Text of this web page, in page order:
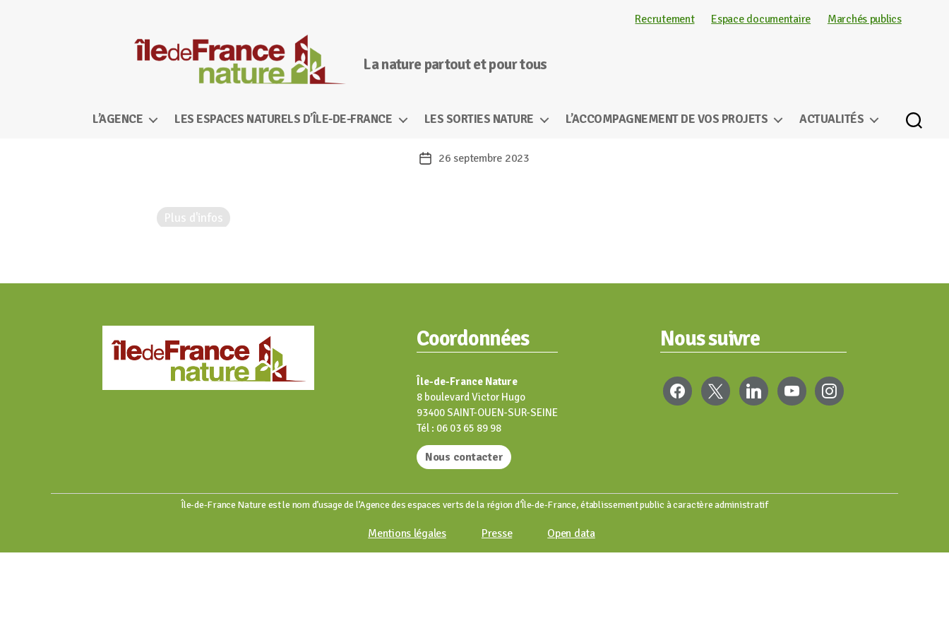
Recrutement Espace documentaire Marchés publics
de-
La nature partout et pour tous
L’AGENCE LES ESPACES NATURELS D’ÎLE-DE-FRANCE LES SORTIES NATURE L’ACCOMPAGNEMENT DE VOS PROJETS ACTUALITÉS
Date26 septembre 2023
Plus d'infos
Coordonnées
Île-de-France Nature
8 boulevard Victor Hugo
93400 SAINT-OUEN-SUR-SEINE
Tél : 06 03 65 89 98
Nous contacter
Nous suivre
FACEBOOK
X LINKEDINYOUTUBEINSTAGRAM
Île-de-France Nature est le nom d’usage de l’Agence des espaces verts de la région d’Île-de-France, établissement public à caractère administratif
Mentions légales Presse Open data